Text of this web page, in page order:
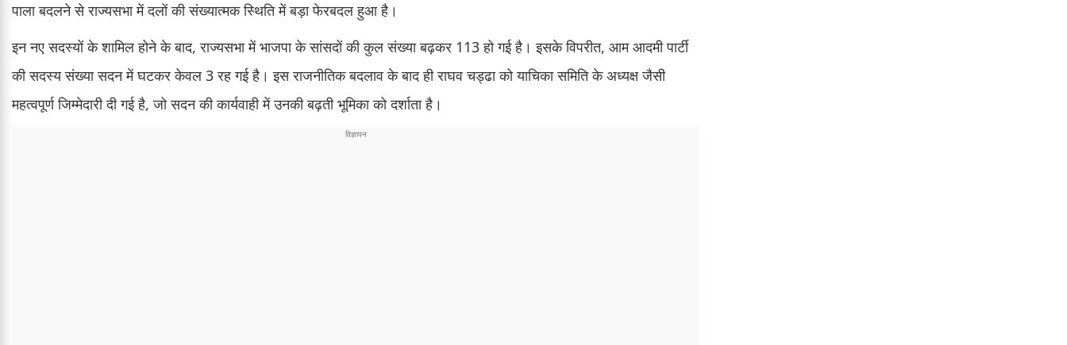
पाला बदलने से राज्यसभा में दलों की संख्यात्मक स्थिति में बड़ा फेरबदल हुआ है।
इन नए सदस्यों के शामिल होने के बाद, राज्यसभा में भाजपा के सांसदों की कुल संख्या बढ़कर 113 हो गई है। इसके विपरीत, आम आदमी पार्टी
की सदस्य संख्या सदन में घटकर केवल 3 रह गई है। इस राजनीतिक बदलाव के बाद ही राघव चड्ढा को याचिका समिति के अध्यक्ष जैसी
महत्वपूर्ण जिम्मेदारी दी गई है, जो सदन की कार्यवाही में उनकी बढ़ती भूमिका को दर्शाता है।